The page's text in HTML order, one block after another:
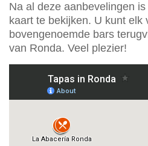
Na al deze aanbevelingen
kaart te bekijken. U kunt elk
bovengenoemde bars
van Ronda. Veel plezier!